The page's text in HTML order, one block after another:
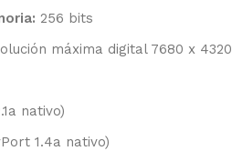
256 bits
máxima digital 7680 x 4320
nativo)
1.4a nativo)